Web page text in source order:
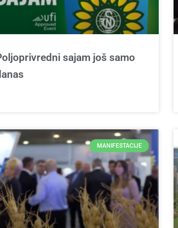
sajam još samo
MANIFESTACIJE